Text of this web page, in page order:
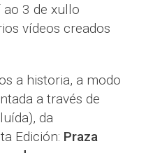
ao 3 de xullo
vídeos creados
a historia, a modo
a través de
da
Edición: Praza